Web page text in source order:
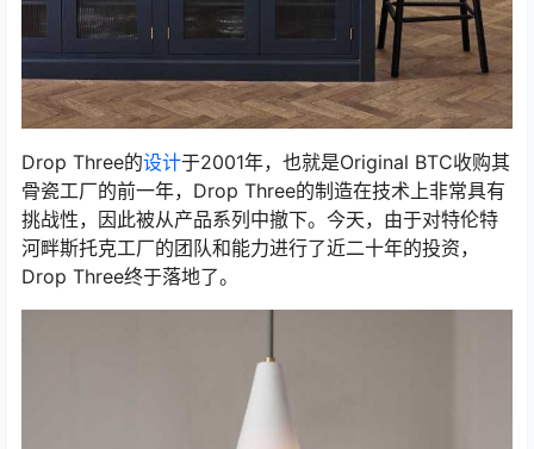
Drop Three的设计于2001年，也就是Original BTC收购其
骨瓷工厂的前一年，Drop Three的制造在技术上非常具有
挑战性，因此被从产品系列中撤下。今天，由于对特伦特
河畔斯托克工厂的团队和能力进行了近二十年的投资，
Drop Three终于落地了。